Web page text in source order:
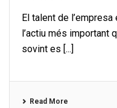
El talent de
l’actiu més important
sovint es [...]
Read More